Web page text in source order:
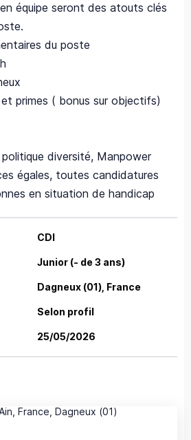
équipe seront des atouts clés
du poste
primes ( bonus sur objectifs)
diversité, Manpower
égales, toutes candidatures
en situation de handicap
CDI
Junior (- de 3 ans)
Dagneux (01), France
Selon profil
25/05/2026